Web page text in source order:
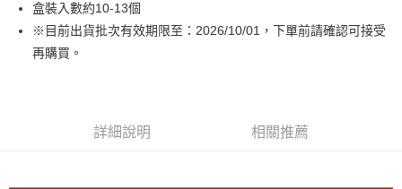
悠遊付
ATM付款
盒裝入數約10-13個
※目前出貨批次有效期限至：2026/10/01，下單前請確認可接受
再購買。
詳細說明 相關推薦